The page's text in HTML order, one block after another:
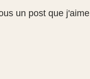
un post que